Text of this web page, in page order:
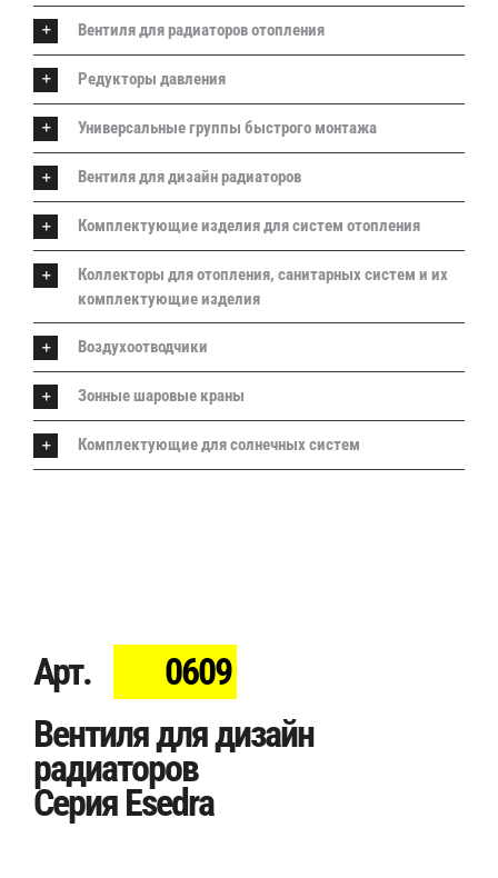
Арт.
0609
Вентиля для дизайн
радиаторов
Серия Esedra
Вентиля для радиаторов отопления
Редукторы давления
Универсальные группы быстрого монтажа
Вентиля для дизайн радиаторов
Комплектующие изделия для систем отопления
Коллекторы для отопления, санитарных систем и их
комплектующие изделия
Воздухоотводчики
Зонные шаровые краны
Комплектующие для солнечных систем